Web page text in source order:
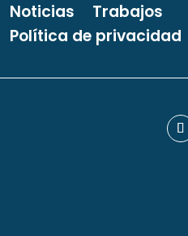
Noticias
Trabajos
Política de privacidad